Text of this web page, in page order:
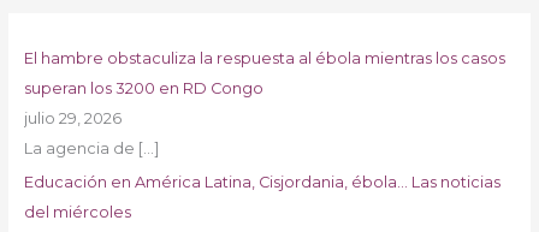
El hambre obstaculiza la respuesta al ébola mientras los casos
superan los 3200 en RD Congo
julio 29, 2026
La agencia de […]
Educación en América Latina, Cisjordania, ébola… Las noticias
del miércoles